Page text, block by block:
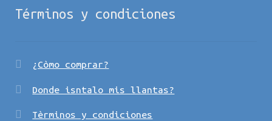
Términos y condiciones
¿Còmo comprar?
Donde isntalo mis llantas?
Tèrminos y condiciones